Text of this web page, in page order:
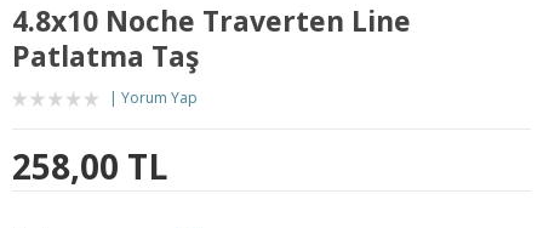
4.8x10 Noche Traverten Line
Patlatma Taş
Yorum Yap
258,00 TL